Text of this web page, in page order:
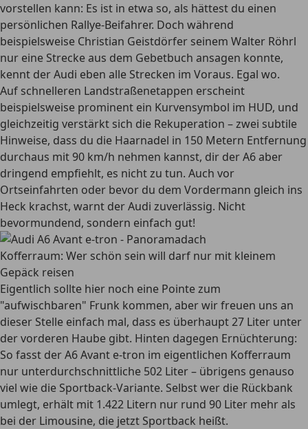
vorstellen kann: Es ist in etwa so, als hättest du einen
persönlichen Rallye-Beifahrer. Doch während
beispielsweise Christian Geistdörfer seinem Walter Röhrl
nur eine Strecke aus dem Gebetbuch ansagen konnte,
kennt der Audi eben alle Strecken im Voraus. Egal wo.
Auf schnelleren Landstraßenetappen erscheint
beispielsweise prominent ein Kurvensymbol im HUD, und
gleichzeitig verstärkt sich die Rekuperation – zwei subtile
Hinweise, dass du die Haarnadel in 150 Metern Entfernung
durchaus mit 90 km/h nehmen kannst, dir der A6 aber
dringend empfiehlt, es nicht zu tun. Auch vor
Ortseinfahrten oder bevor du dem Vordermann gleich ins
Heck krachst, warnt der Audi zuverlässig. Nicht
bevormundend, sondern einfach gut!
Kofferraum: Wer schön sein will darf nur mit kleinem
Gepäck reisen
Eigentlich sollte hier noch eine Pointe zum
"aufwischbaren" Frunk kommen, aber wir freuen uns an
dieser Stelle einfach mal, dass es überhaupt 27 Liter unter
der vorderen Haube gibt. Hinten dagegen Ernüchterung:
So fasst der A6 Avant e-tron im eigentlichen Kofferraum
nur unterdurchschnittliche 502 Liter – übrigens genauso
viel wie die Sportback-Variante. Selbst wer die Rückbank
umlegt, erhält mit 1.422 Litern nur rund 90 Liter mehr als
bei der Limousine, die jetzt Sportback heißt.